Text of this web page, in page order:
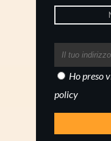
Ho preso
policy